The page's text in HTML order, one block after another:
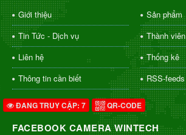
Giới thiệu
Sản phẩm
Tin Tức - Dịch vụ
Thành viên
Liên hệ
Thống kê
Thông tin cần biết
RSS-feeds
ĐANG TRUY CẬP: 7 QR-CODE
FACEBOOK CAMERA WINTECH